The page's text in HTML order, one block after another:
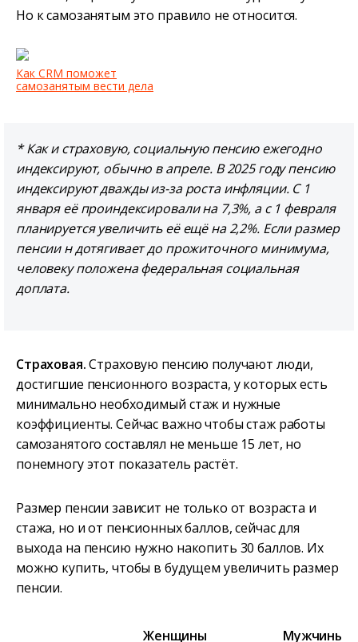
Но к самозанятым это правило не относится.
Как CRM поможет
самозанятым вести дела
* Как и страховую, социальную пенсию ежегодно
индексируют, обычно в апреле. В 2025 году пенсию
индексируют дважды из-за роста инфляции. С 1
января её проиндексировали на 7,3%, а с 1 февраля
планируется увеличить её ещё на 2,2%. Если размер
пенсии н дотягивает до прожиточного минимума,
человеку положена федеральная социальная
доплата.
Страховая.Страховую пенсию получают люди,
достигшие пенсионного возраста, у которых есть
минимально необходимый стаж и нужные
коэффициенты. Сейчас важно чтобы стаж работы
самозанятого составлял не меньше 15 лет, но
понемногу этот показатель растёт.
Размер пенсии зависит не только от возраста и
стажа, но и от пенсионных баллов, сейчас для
выхода на пенсию нужно накопить 30 баллов. Их
можно купить, чтобы в будущем увеличить размер
пенсии.
Женщины
Мужчины